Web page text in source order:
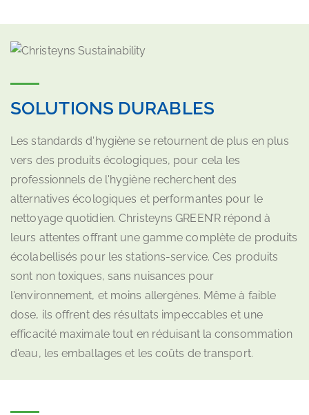
SOLUTIONS DURABLES
Les standards d'hygiène se retournent de plus en plus
vers des produits écologiques, pour cela les
professionnels de l'hygiène recherchent des
alternatives écologiques et performantes pour le
nettoyage quotidien. Christeyns GREEN’R répond à
leurs attentes offrant une gamme complète de produits
écolabellisés pour les stations-service. Ces produits
sont non toxiques, sans nuisances pour
l'environnement, et moins allergènes. Même à faible
dose, ils offrent des résultats impeccables et une
efficacité maximale tout en réduisant la consommation
d'eau, les emballages et les coûts de transport.